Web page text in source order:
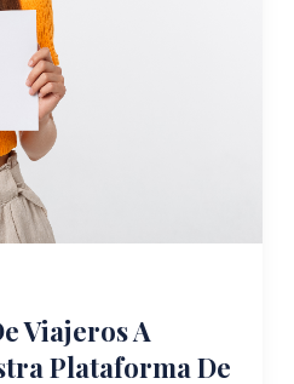
Viajeros A
Plataforma De